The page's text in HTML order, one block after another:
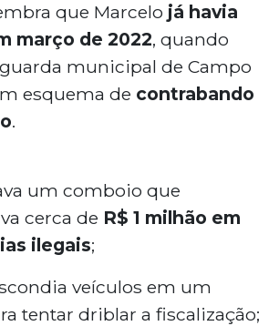
que Marcelo já havia
março de 2022, quando
municipal de Campo
esquema de contrabando
.
um comboio que
cerca de R$ 1 milhão em
ilegais;
veículos em um
tentar driblar a fiscalização;